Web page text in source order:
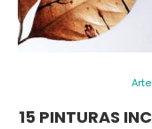
15 PINTURAS